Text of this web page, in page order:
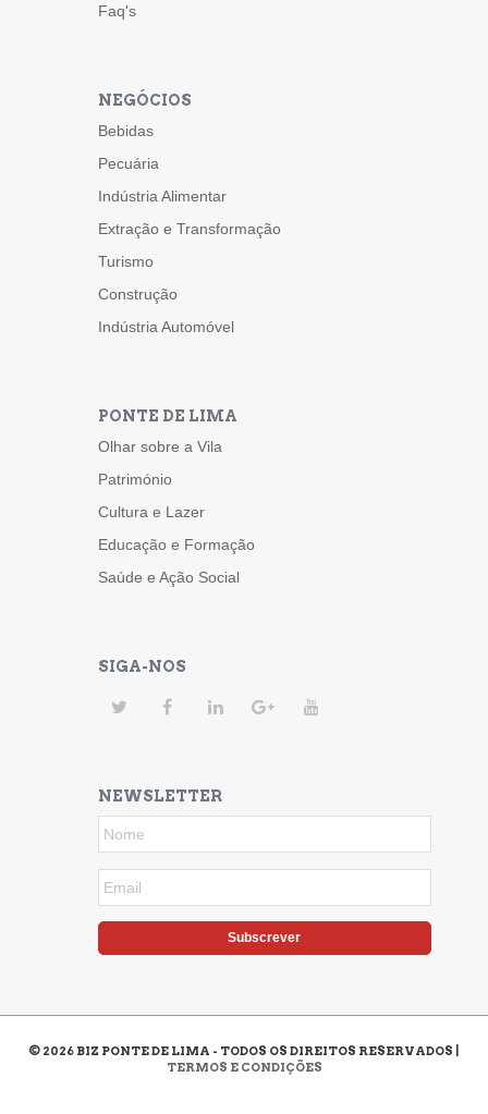
Faq's
NEGÓCIOS
Bebidas
Pecuária
Indústria Alimentar
Extração e Transformação
Turismo
Construção
Indústria Automóvel
PONTE DE LIMA
Olhar sobre a Vila
Património
Cultura e Lazer
Educação e Formação
Saúde e Ação Social
SIGA-NOS
NEWSLETTER
Subscrever
© 2026 BIZ PONTE DE LIMA - TODOS OS DIREITOS RESERVADOS |
TERMOS E CONDIÇÕES